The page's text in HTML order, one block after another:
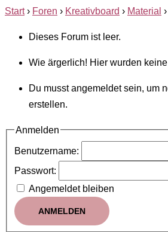
Start › Foren › Kreativboard › Material ›
Dieses Forum ist leer.
Wie ärgerlich! Hier wurden
Du musst angemeldet sein, um
erstellen.
Anmelden
Benutzername:
Passwort:
Angemeldet bleiben
ANMELDEN